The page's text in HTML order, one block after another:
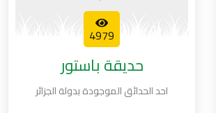
4979
حديقة باستور
احد الحدائق الموجودة بدولة الجزائر